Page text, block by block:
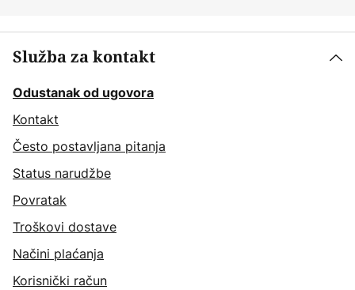
Služba za kontakt
Odustanak od ugovora
Kontakt
Često postavljana pitanja
Status narudžbe
Povratak
Troškovi dostave
Načini plaćanja
Korisnički račun